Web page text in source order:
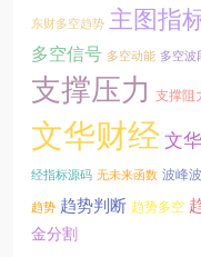
东财多空趋势 主图指
多空信号 多空动能 多空波
支撑压力 支撑阻
文华财经文
经指标源码 无未来函数 波峰
趋势 趋势判断 趋势多空
金分割